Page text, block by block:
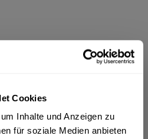
Cookies
Inhalte und Anzeigen zu
für soziale Medien anbieten